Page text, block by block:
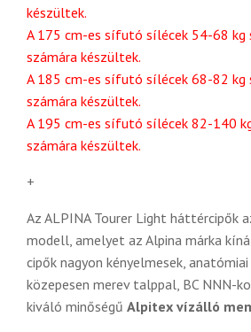
készültek.
A 175 cm-es sífutó sílécek 54-68
számára készültek.
A 185 cm-es sífutó sílécek 68-82
számára készültek.
A 195 cm-es sífutó sílécek 82-140
számára készültek.
+
Az ALPINA Tourer Light háttércipők
modell, amelyet az Alpina márka
cipők nagyon kényelmesek,
közepesen merev talppal, BC NNN-
kiváló minőségű Alpitex vízálló